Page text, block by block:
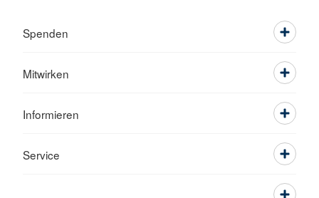
Spenden
Mitwirken
Informieren
Service